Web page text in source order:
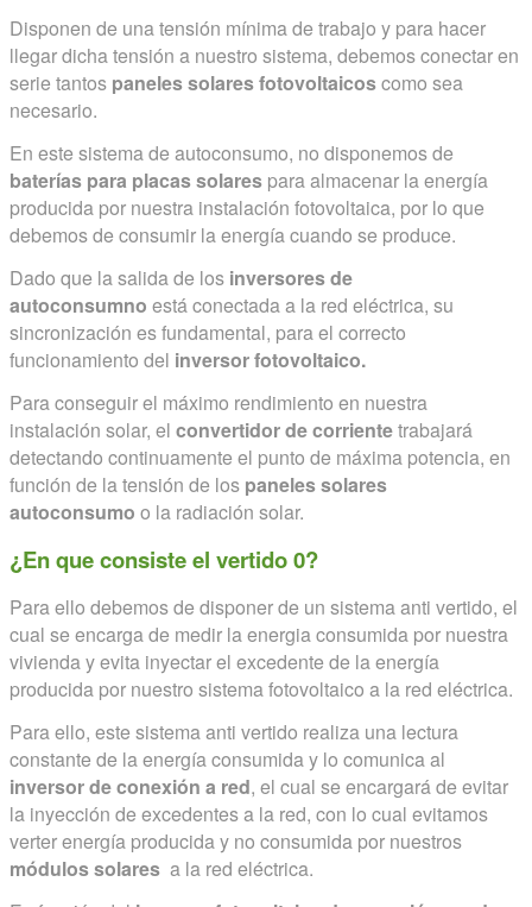
Disponen de una tensión mínima de trabajo y para hacer
llegar dicha tensión a nuestro sistema, debemos conectar en
serie tantos paneles solares fotovoltaicoscomo sea
necesario.
En este sistema de autoconsumo, no disponemos de
baterías para placas solares para almacenar la energía
producida por nuestra instalación fotovoltaica, por lo que
debemos de consumir la energía cuando se produce.
Dado que la salida de los inversores de
autoconsumno está conectada a la red eléctrica, su
sincronización es fundamental, para el correcto
funcionamiento del inversor fotovoltaico.
Para conseguir el máximo rendimiento en nuestra
instalación solar, el convertidor de corrientetrabajará
detectando continuamente el punto de máxima potencia, en
función de la tensión de los paneles solares
autoconsumo o la radiación solar.
¿En que consiste el vertido 0?
Para ello debemos de disponer de un sistema anti vertido, el
cual se encarga de medir la energia consumida por nuestra
vivienda y evita inyectar el excedente de la energía
producida por nuestro sistema fotovoltaico a la red eléctrica.
Para ello, este sistema anti vertido realiza una lectura
constante de la energía consumida y lo comunica al
inversor de conexión a red, el cual se encargará de evitar
la inyección de excedentes a la red, con lo cual evitamos
verter energía producida y no consumida por nuestros
módulos solares a la red eléctrica.